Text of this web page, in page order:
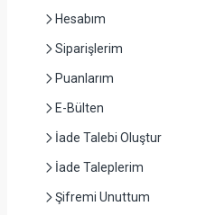
Hesabım
Siparişlerim
Puanlarım
E-Bülten
İade Talebi Oluştur
İade Taleplerim
Şifremi Unuttum